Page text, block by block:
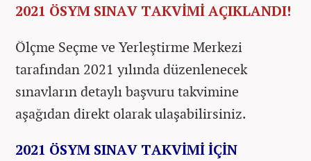
2021 ÖSYM SINAV TAKVİMİ AÇIKLANDI!
Ölçme Seçme ve Yerleştirme Merkezi
tarafından 2021 yılında düzenlenecek
sınavların detaylı başvuru takvimine
aşağıdan direkt olarak ulaşabilirsiniz.
2021 ÖSYM SINAV TAKVİMİ İÇİN